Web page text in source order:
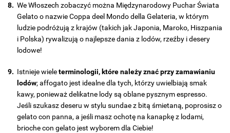
We Włoszech zobaczyć można Międzynarodowy Puchar Świata
Gelato o nazwie Coppa deel Mondo della Gelateria, w którym
ludzie podróżują z krajów (takich jak Japonia, Maroko, Hiszpania
i Polska) rywalizują o najlepsze dania z lodów, rzeźby i desery
lodowe!
Istnieje wieleterminologii, które należy znać przy zamawianiu
lodów; affogato jest idealne dla tych, którzy uwielbiają smak
kawy, ponieważ delikatne lody są oblane pysznym espresso.
Jeśli szukasz deseru w stylu sundae z bitą śmietaną, poprosisz o
gelato con panna, a jeśli masz ochotę na kanapkę z lodami,
brioche con gelato jest wyborem dla Ciebie!